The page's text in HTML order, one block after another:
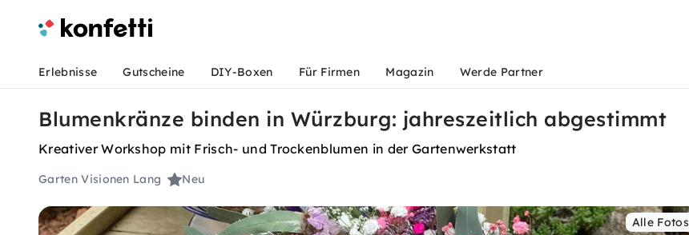
Erlebnisse Gutscheine DIY-Boxen Für Firmen Magazin Werde Partner
Blumenkränze binden in Würzburg: jahreszeitlich abgestimmt
Kreativer Workshop mit Frisch- und Trockenblumen in der Gartenwerkstatt
Garten Visionen Lang Neu
Alle Fotos